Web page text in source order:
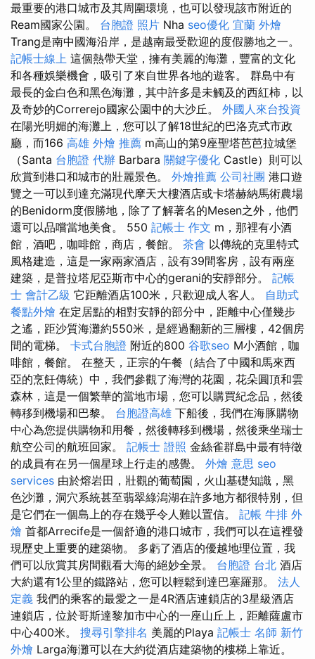
最重要的港口城市及其周圍環境，也可以發現該市附近的
Ream國家公園。 台胞證 照片 Nha seo優化 宜蘭 外燴
Trang是南中國海沿岸，是越南最受歡迎的度假勝地之一。
記帳士線上 這個熱帶天堂，擁有美麗的海灘，豐富的文化
和各種娛樂機會，吸引了來自世界各地的遊客。 群島中有
最長的金白色和黑色海灘，其中許多是未觸及的西紅柿，以
及奇妙的Correrejo國家公園中的大沙丘。 外國人來台投資
在陽光明媚的海灘上，您可以了解18世紀的巴洛克式市政
廳，而166 高雄 外燴 推薦 m高山的第9座聖塔芭芭拉城堡
（Santa 台胞證 代辦 Barbara 關鍵字優化 Castle）則可以
欣賞到港口和城市的壯麗景色。 外燴推薦 公司社團 港口遊
覽之一可以到達充滿現代摩天大樓酒店或卡塔赫納馬術農場
的Benidorm度假勝地，除了了解著名的Mesen之外，他們
還可以品嚐當地美食。 550 記帳士 作文 m，那裡有小酒
館，酒吧，咖啡館，商店，餐館。 茶會 以傳統的克里特式
風格建造，這是一家兩家酒店，設有39間客房，設有兩座
建築，是普拉塔尼亞斯市中心的gerani的安靜部分。 記帳
士 會計乙級 它距離酒店100米，只歡迎成人客人。 自助式
餐點外燴 在定居點​​的相對安靜的部分中，距離中心僅幾步
之遙，距沙質海灘約550米，是經過翻新的三層樓，42個房
間的電梯。 卡式台胞證 附近的800 谷歌seo M小酒館，咖
啡館，餐館。 在整天，正宗的午餐（結合了中國和馬來西
亞的烹飪傳統）中，我們參觀了海灣的花園，花朵圓頂和雲
森林，這是一個繁華的當地市場，您可以購買紀念品，然後
轉移到機場和巴黎。 台胞證高雄 下船後，我們在海豚購物
中心為您提供購物和用餐，然後轉移到機場，然後乘坐瑞士
航空公司的航班回家。 記帳士 證照 金絲雀群島中最有特徵
的成員有在另一個星球上行走的感覺。 外燴 意思 seo
services 由於熔岩田，壯觀的葡萄園，火山基礎知識，黑
色沙灘，洞穴系統甚至翡翠綠潟湖在許多地方都很特別，但
是它們在一個島上的存在幾乎令人難以置信。 記帳 牛排 外
燴 首都Arrecife是一個舒適的港口城市，我們可以在這裡發
現歷史上重要的建築物。 多虧了酒店的優越地理位置，我
們可以欣賞其房間觀看大海的絕妙全景。 台胞證 台北 酒店
大約還有1公里的鐵路站，您可以輕鬆到達巴塞羅那。 法人
定義 我們的乘客的最愛之一是4R酒店連鎖店的3星級酒店
連鎖店，位於哥斯達黎加市中心的一座山丘上，距離薩盧市
中心400米。 搜尋引擎排名 美麗的Playa 記帳士 名師 新竹
外燴 Larga海灘可以在大約從酒店建築物的樓梯上靠近。